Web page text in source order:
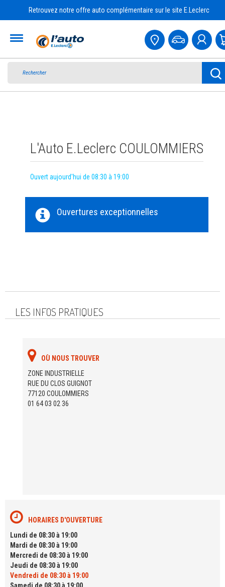
Retrouvez notre offre auto complémentaire sur le site E.Leclerc
L'Auto E.Leclerc COULOMMIERS
Ouvert aujourd'hui de 08:30 à 19:00
Ouvertures exceptionnelles
LES INFOS PRATIQUES
OÙ NOUS TROUVER
ZONE INDUSTRIELLE
RUE DU CLOS GUIGNOT
77120 COULOMMIERS
01 64 03 02 36
HORAIRES D'OUVERTURE
Lundi de 08:30 à 19:00
Mardi de 08:30 à 19:00
Mercredi de 08:30 à 19:00
Jeudi de 08:30 à 19:00
Vendredi de 08:30 à 19:00